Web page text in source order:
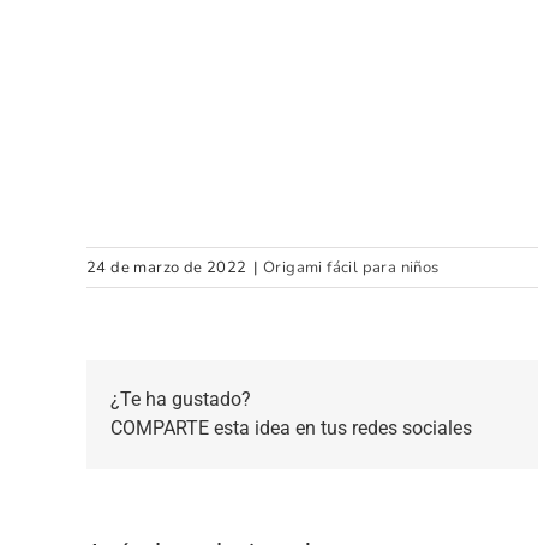
24 de marzo de 2022 | Origami fácil para niños
¿Te ha gustado?
COMPARTE esta idea en tus redes sociales